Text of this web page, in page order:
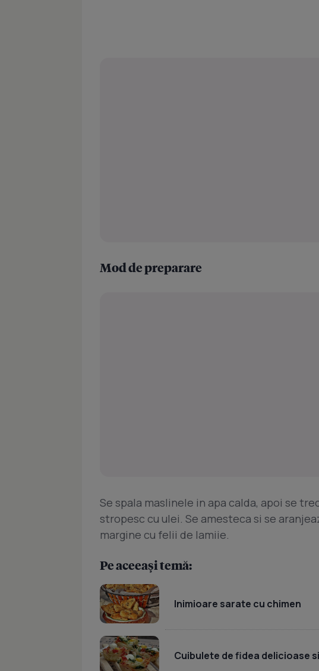
Mod de preparare
Se spala maslinele in apa calda, apoi se
stropesc cu ulei. Se amesteca si se
margine cu felii de lamiie.
Pe aceeași temă:
Inimioare sarate cu chimen
Cuibulete de fidea delicioase